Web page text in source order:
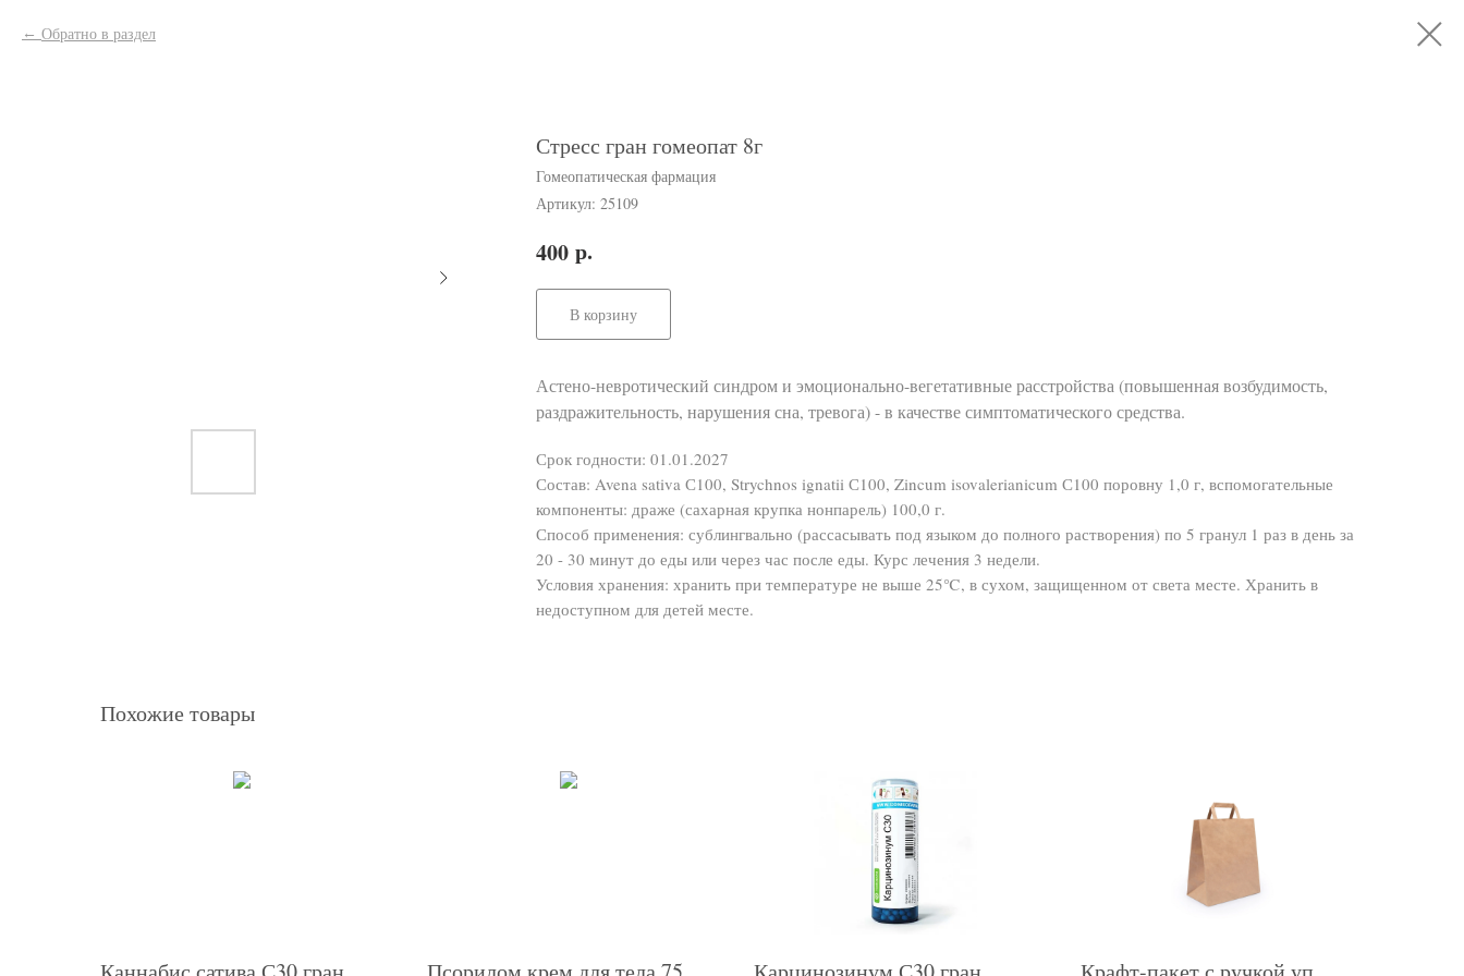
Обратно в раздел
Стресс гран гомеопат 8г
Гомеопатическая фармация
Артикул: 25109
400 р.
В корзину
Астено-невротический синдром и эмоционально-вегетативные расстройства (повышенная возбудимость,
раздражительность, нарушения сна, тревога) - в качестве симптоматического средства.
Срок годности: 01.01.2027
Состав: Avena sativa С100, Strychnos ignatii С100, Zincum isovalerianicum С100 поровну 1,0 г, вспомогательные
компоненты: драже (сахарная крупка нонпарель) 100,0 г.
Способ применения: сублингвально (рассасывать под языком до полного растворения) по 5 гранул 1 раз в день за
20 - 30 минут до еды или через час после еды. Курс лечения 3 недели.
Условия хранения: хранить при температуре не выше 25℃, в сухом, защищенном от света месте. Хранить в
недоступном для детей месте.
Похожие товары